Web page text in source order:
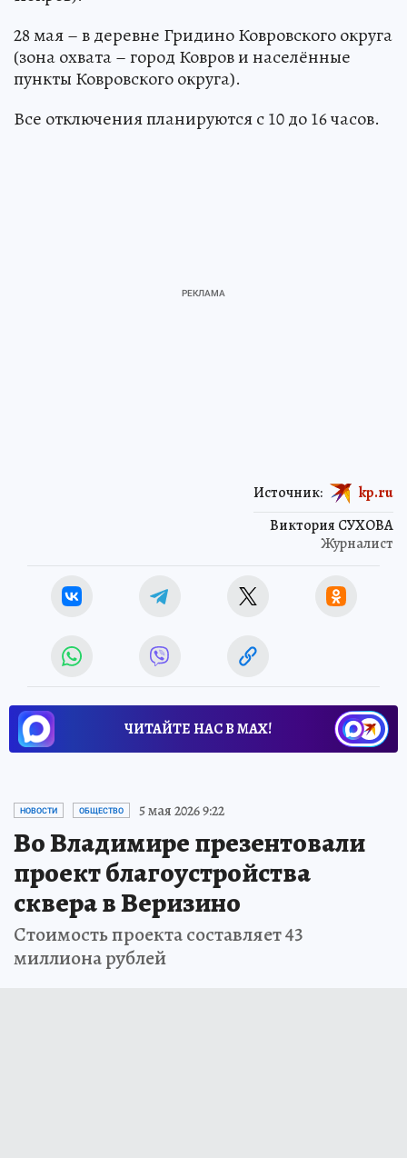
28 мая – в деревне Гридино Ковровского округа
(зона охвата – город Ковров и населённые
пункты Ковровского округа).
Все отключения планируются с 10 до 16 часов.
Виктория СУХОВА
Журналист
Источник: kp.ru
ЧИТАЙТЕ НАС В МАХ!
НОВОСТИ ОБЩЕСТВО 5 мая 2026 9:22
Во Владимире презентовали
проект благоустройства
сквера в Веризино
Стоимость проекта составляет 43
миллиона рублей